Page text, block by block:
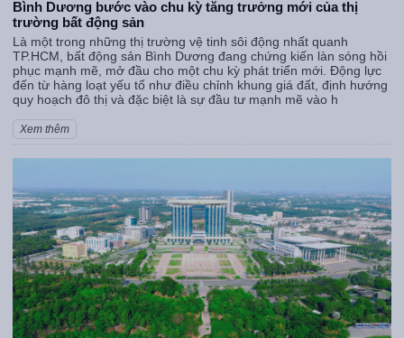
Bình Dương bước vào chu kỳ tăng trưởng mới của thị
trường bất động sản
Là một trong những thị trường vệ tinh sôi động nhất quanh
TP.HCM, bất động sản Bình Dương đang chứng kiến làn sóng hồi
phục mạnh mẽ, mở đầu cho một chu kỳ phát triển mới. Động lực
đến từ hàng loạt yếu tố như điều chỉnh khung giá đất, định hướng
quy hoạch đô thị và đặc biệt là sự đầu tư mạnh mẽ vào h
Xem thêm